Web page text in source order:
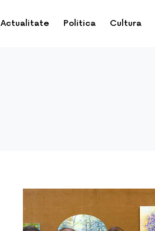
Actualitate Politica Cultura